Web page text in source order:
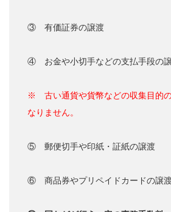
③ 有価証券の譲渡
④ お金や小切手などの支払手段の
※ 古い通貨や貨幣などの収集目的
なりません。
⑤ 郵便切手や印紙・証紙の譲渡
⑥ 商品券やプリペイドカードの譲